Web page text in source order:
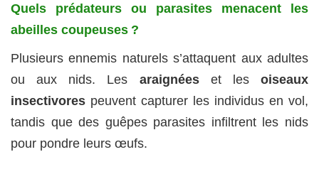
Quels prédateurs ou parasites menacent les
abeilles coupeuses ?
Plusieurs ennemis naturels s’attaquent aux adultes
ou aux nids. Les araignéeset lesoiseaux
insectivores peuvent capturer les individus en vol,
tandis que des guêpes parasites infiltrent les nids
pour pondre leurs œufs.